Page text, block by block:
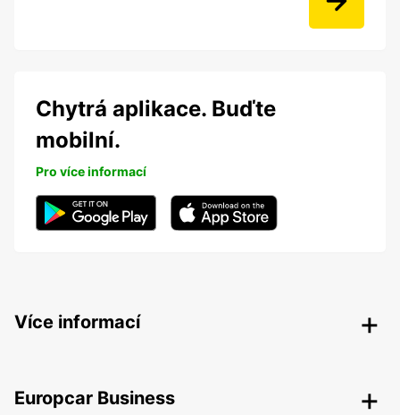
Chytrá aplikace. Buďte
mobilní.
Pro více informací
Více informací
Europcar Business